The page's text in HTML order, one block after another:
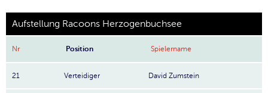
Aufstellung Racoons Herzogenbuchsee
Nr Position Spielername
21 Verteidiger David Zumstein